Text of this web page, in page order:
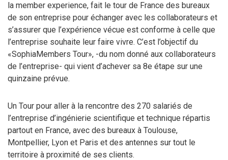
la member experience, fait le tour de France des bureaux
de son entreprise pour échanger avec les collaborateurs et
s’assurer que l’expérience vécue est conforme à celle que
l’entreprise souhaite leur faire vivre. C’est l’objectif du
«SophiaMembers Tour», -du nom donné aux collaborateurs
de l’entreprise- qui vient d’achever sa 8e étape sur une
quinzaine prévue.
Un Tour pour aller à la rencontre des 270 salariés de
l’entreprise d’ingénierie scientifique et technique répartis
partout en France, avec des bureaux à Toulouse,
Montpellier, Lyon et Paris et des antennes sur tout le
territoire à proximité de ses clients.